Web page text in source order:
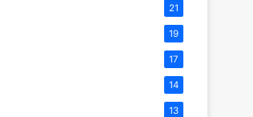
21
19
17
14
13